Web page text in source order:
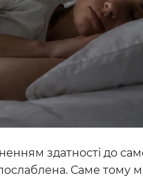
здатності до
послаблена. Саме